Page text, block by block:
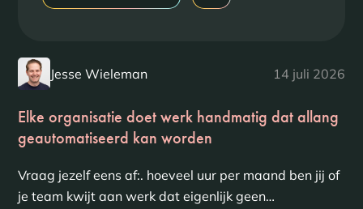
Jesse Wieleman 14 juli 2026
Elke organisatie doet werk handmatig dat allang
geautomatiseerd kan worden
Vraag jezelf eens af:. hoeveel uur per maand ben jij of
je team kwijt aan werk dat eigenlijk geen…